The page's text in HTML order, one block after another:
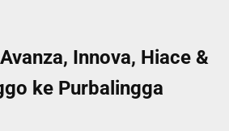
Innova, Hiace &
ke Purbalingga